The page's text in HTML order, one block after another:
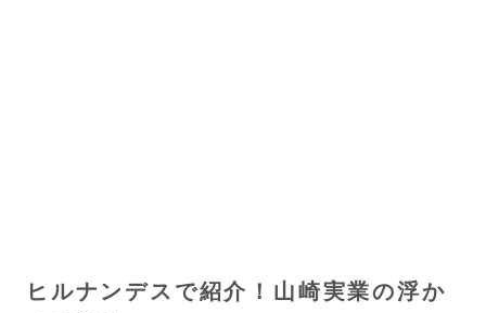
ヒルナンデスで紹介！山崎実業の浮か